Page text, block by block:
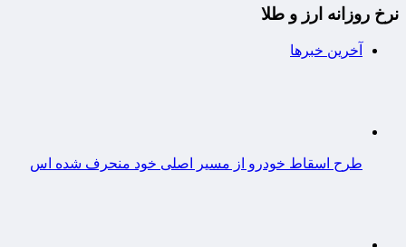
نرخ روزانه ارز و طلا
آخرین خبرها
طرح اسقاط خودرو از مسیر اصلی خود منحرف شده اس